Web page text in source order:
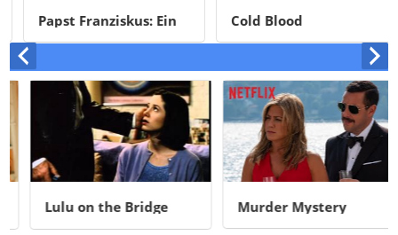
Papst Franziskus: Ein
Mann seines Wortes
Cold Blood
Lulu on the Bridge Murder Mystery